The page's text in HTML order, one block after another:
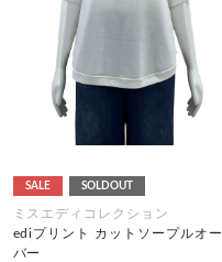
SALE SOLDOUT
ミスエディコレクション
ediプリント カットソープルオー
バー